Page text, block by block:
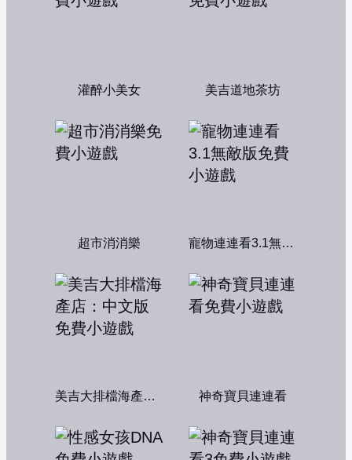
灌醉小美女 美吉道地茶坊
超市消消樂 寵物連連看3.1無敵版
美吉大排檔海產店：中文版 神奇寶貝連連看